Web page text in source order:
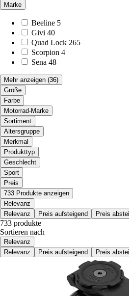
Marke
Beeline 5
Givi 40
Quad Lock 265
Scorpion 4
Sena 48
Mehr anzeigen (36)
Größe
Farbe
Motorrad-Marke
Sortiment
Altersgruppe
Merkmal
Produkttyp
Geschlecht
Sport
Preis
733 Produkte anzeigen
Relevanz
Relevanz
Preis aufsteigend Preis
733 produkte
Sortieren nach
Relevanz
Relevanz
Preis aufsteigend Preis